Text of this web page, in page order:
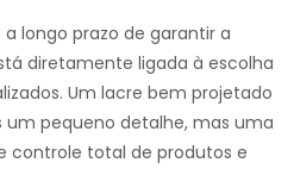
longo prazo de garantir a
diretamente ligada à escolha
Um lacre bem projetado
pequeno detalhe, mas uma
controle total de produtos e